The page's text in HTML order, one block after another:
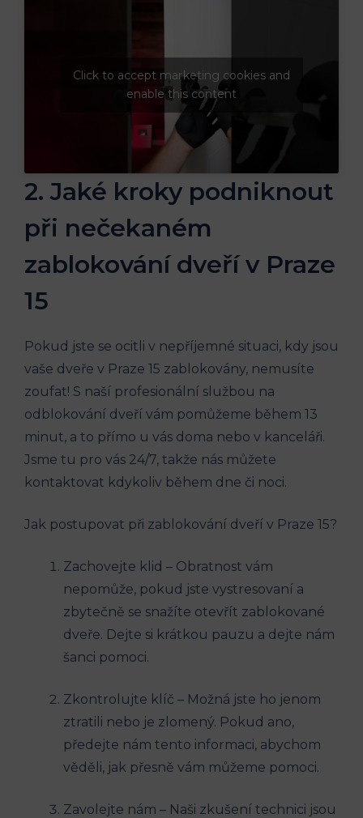
Click to accept marketing cookies and
enable this content
2. Jaké ⁤kroky podniknout
při⁣ nečekaném
zablokování dveří v Praze
‍15
Pokud jste se ocitli⁢ v nepříjemné situaci, kdy jsou
vaše dveře v Praze 15‌ zablokovány, nemusíte
zoufat! S naší⁣ profesionální službou na
odblokování‌ dveří ⁣vám pomůžeme během 13
minut, a to přímo u vás doma nebo v kanceláři.
Jsme tu pro vás 24/7, takže‍ nás můžete
kontaktovat kdykoliv ‌během dne či ⁤noci.
Jak ⁤postupovat při zablokování dveří​ v Praze​ 15?
Zachovejte klid – Obratnost vám‌
nepomůže, pokud ⁣jste vystresovaní a
zbytečně se snažíte⁤ otevřít zablokované‌
dveře. Dejte si krátkou pauzu a dejte nám
šanci pomoci.
Zkontrolujte klíč – ‍Možná jste ho jenom⁣
ztratili nebo je zlomený. Pokud ano,​
předejte nám‌ tento informaci, ‌abychom
věděli, ​jak přesně vám můžeme pomoci.
Zavolejte nám – Naši zkušení technici ​jsou